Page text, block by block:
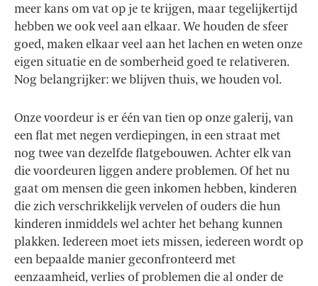
meer kans om vat op je te krijgen, maar tegelijkertijd
hebben we ook veel aan elkaar. We houden de sfeer
goed, maken elkaar veel aan het lachen en weten onze
eigen situatie en de somberheid goed te relativeren.
Nog belangrijker: we blijven thuis, we houden vol.
Onze voordeur is er één van tien op onze galerij, van
een flat met negen verdiepingen, in een straat met
nog twee van dezelfde flatgebouwen. Achter elk van
die voordeuren liggen andere problemen. Of het nu
gaat om mensen die geen inkomen hebben, kinderen
die zich verschrikkelijk vervelen of ouders die hun
kinderen inmiddels wel achter het behang kunnen
plakken. Iedereen moet iets missen, iedereen wordt op
een bepaalde manier geconfronteerd met
eenzaamheid, verlies of problemen die al onder de